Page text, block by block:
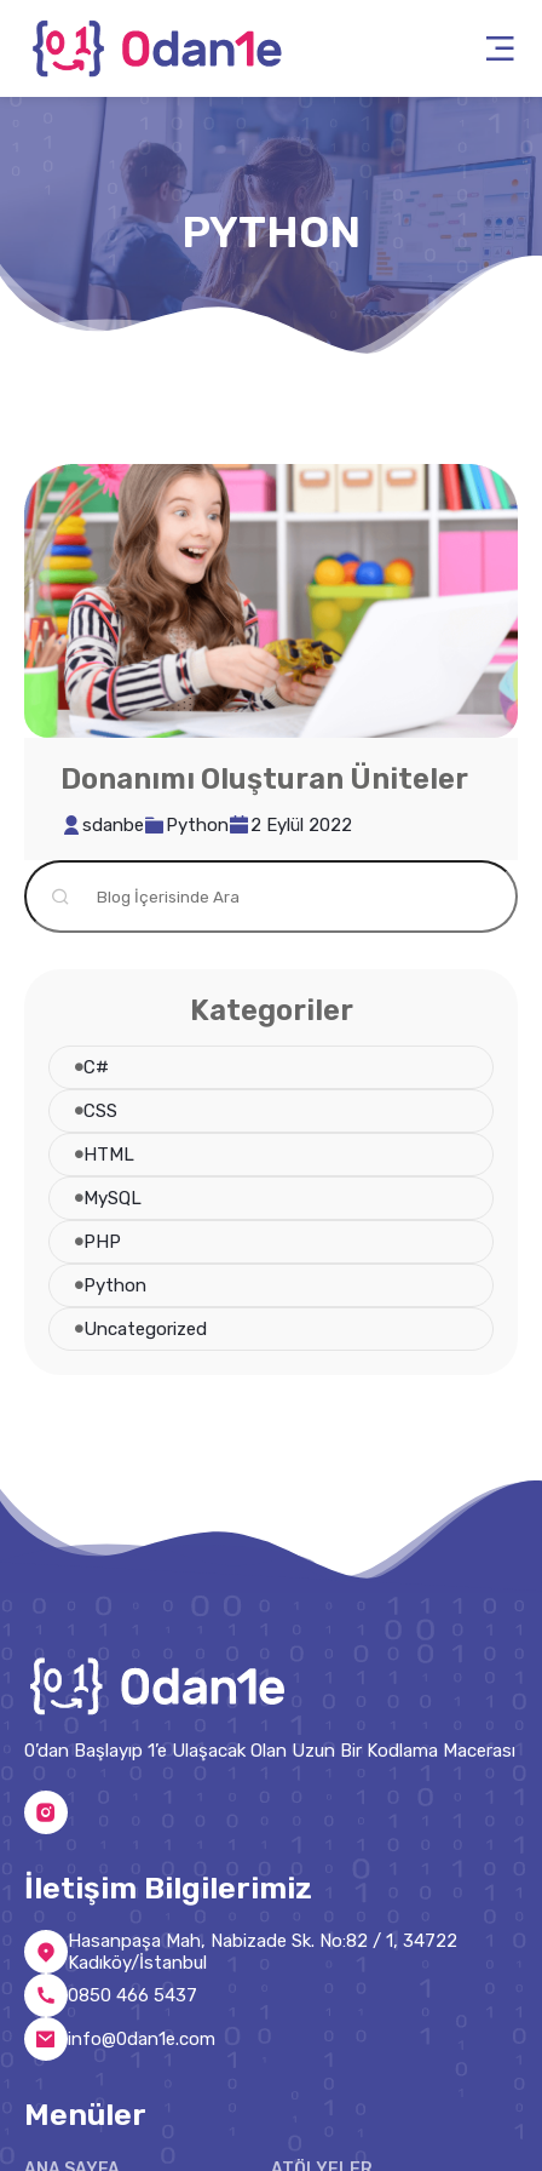
PYTHON
Donanımı Oluşturan Üniteler
sdanbe Python 2 Eylül 2022
Kategoriler
C#
CSS
HTML
MySQL
PHP
Python
Uncategorized
0’dan Başlayıp 1’e Ulaşacak Olan Uzun Bir Kodlama Macerası
İletişim Bilgilerimiz
Hasanpaşa Mah, Nabizade Sk. No:82 / 1, 34722
Kadıköy/İstanbul
0850 466 5437
info@0dan1e.com
Menüler